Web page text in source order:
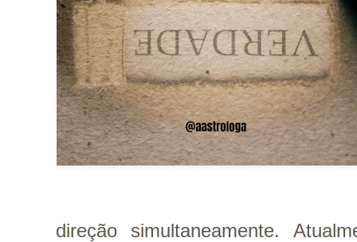
direção simultaneamente.